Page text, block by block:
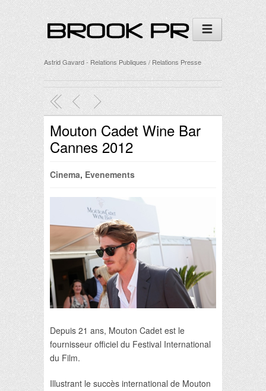
Astrid Gavard - Relations Publiques / Relations Presse
Mouton Cadet Wine Bar
Cannes 2012
Cinema, Evenements
Depuis 21 ans, Mouton Cadet est le
fournisseur officiel du Festival International
du Film.
Illustrant le succès international de Mouton